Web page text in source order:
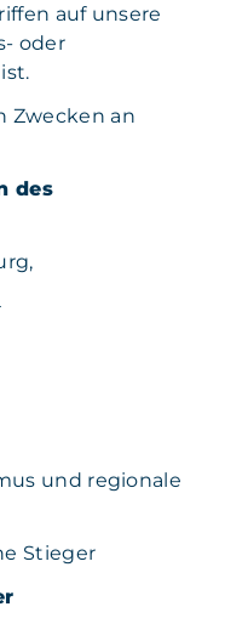
auf unsere
oder
Zwecken an
des
und regionale
Stieger